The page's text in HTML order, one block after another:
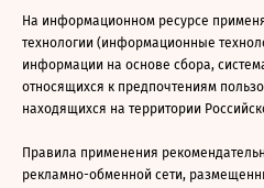
На информационном ресурсе
технологии (информационные
информации на основе сбора,
относящихся к предпочтениям
находящихся на территории
Правила применения
рекламно-обменной сети,